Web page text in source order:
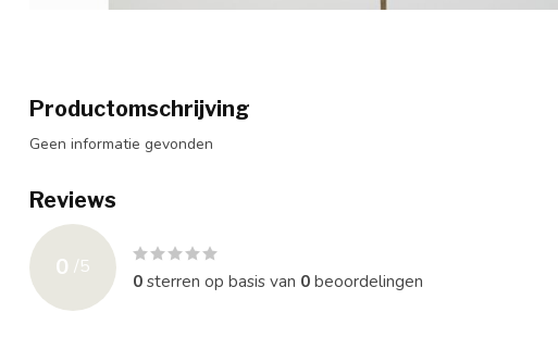
Productomschrijving
Geen informatie gevonden
Reviews
0 /5
0sterren op basis van 0beoordelingen